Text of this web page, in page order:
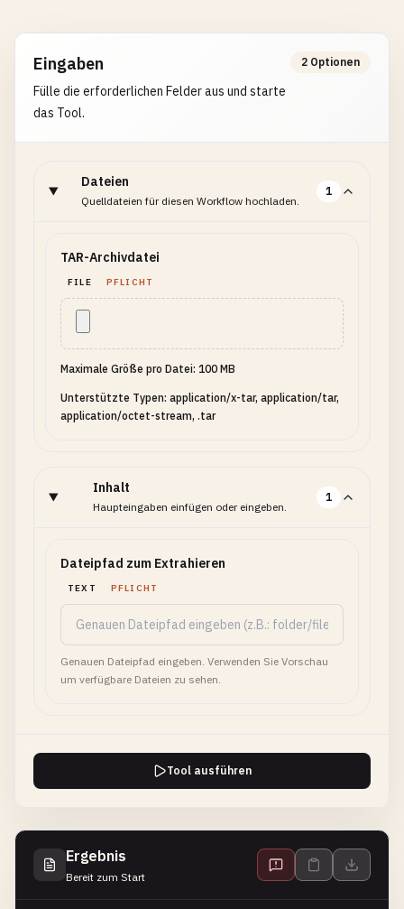
Eingaben
Fülle die erforderlichen Felder aus und starte
das Tool.
2 Optionen
Dateien
Quelldateien für diesen Workflow hochladen.
1
TAR-Archivdatei
FILE PFLICHT
Maximale Größe pro Datei: 100 MB
Unterstützte Typen: application/x-tar, application/tar,
application/octet-stream, .tar
Inhalt
Haupteingaben einfügen oder eingeben.
1
Dateipfad zum Extrahieren
TEXT PFLICHT
Genauen Dateipfad eingeben. Verwenden Sie Vorschau
um verfügbare Dateien zu sehen.
Tool ausführen
Ergebnis
Bereit zum Start